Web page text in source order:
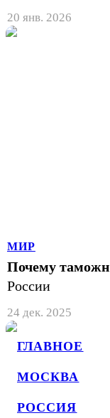
ГЛАВНОЕ
МОСКВА
РОССИЯ
20 янв. 2026
МИР
Почему
России
24 дек. 2025